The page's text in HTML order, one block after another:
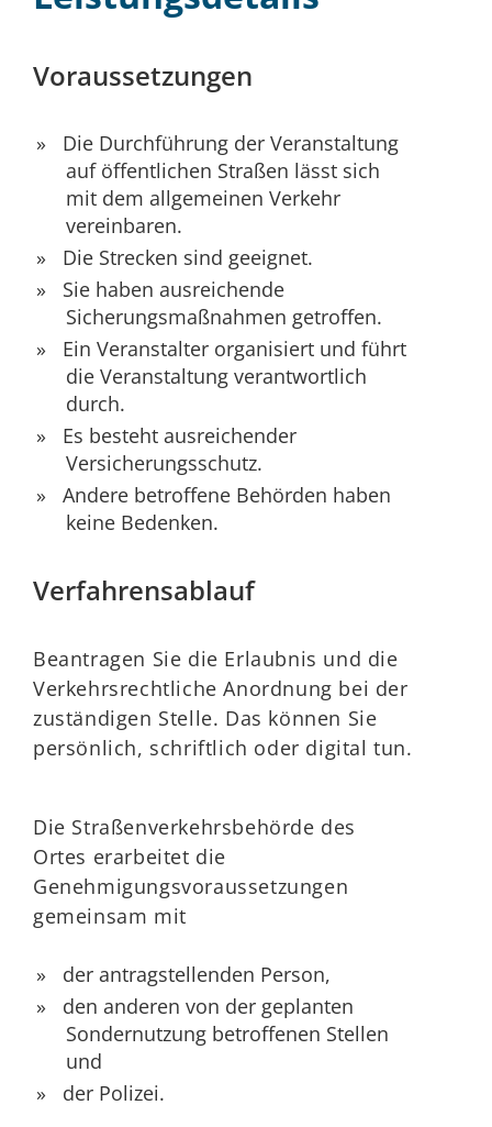
Voraussetzungen
Die Durchführung der Veranstaltung
auf öffentlichen Straßen lässt sich
mit dem allgemeinen Verkehr
vereinbaren.
Die Strecken sind geeignet.
Sie haben ausreichende
Sicherungsmaßnahmen getroffen.
Ein Veranstalter organisiert und führt
die Veranstaltung verantwortlich
durch.
Es besteht ausreichender
Versicherungsschutz.
Andere betroffene Behörden haben
keine Bedenken.
Verfahrensablauf
Beantragen Sie die Erlaubnis und die
Verkehrsrechtliche Anordnung bei der
zuständigen Stelle. Das können Sie
persönlich, schriftlich oder digital tun.
Die Straßenverkehrsbehörde des
Ortes erarbeitet die
Genehmigungsvoraussetzungen
gemeinsam mit
der antragstellenden Person,
den anderen von der geplanten
Sondernutzung betroffenen Stellen
und
der Polizei.